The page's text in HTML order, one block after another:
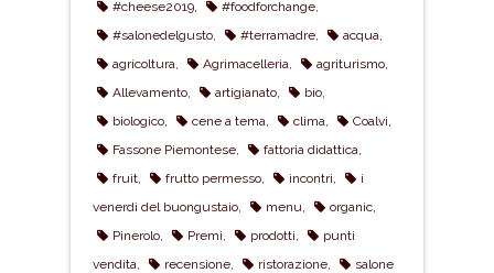
#cheese2019
#foodforchange
#salonedelgusto
#terramadre
acqua
agricoltura
Agrimacelleria
agriturismo
Allevamento
artigianato
bio
biologico
cene a tema clima
Coalvi
Fassone Piemontese
fattoria didattica
fruit
frutto permesso incontri
i
venerdì del buongustaio
menu
organic
Pinerolo
Premi prodotti
punti
vendita
recensione ristorazione
salone